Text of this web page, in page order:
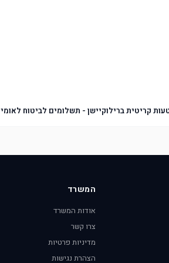
קריטית ברילוקיישן - תשלומים לביטוח לאומי
המשרד
אודות המשרד
צרו קשר
מדיניות פרטיות
הצהרת נגישות